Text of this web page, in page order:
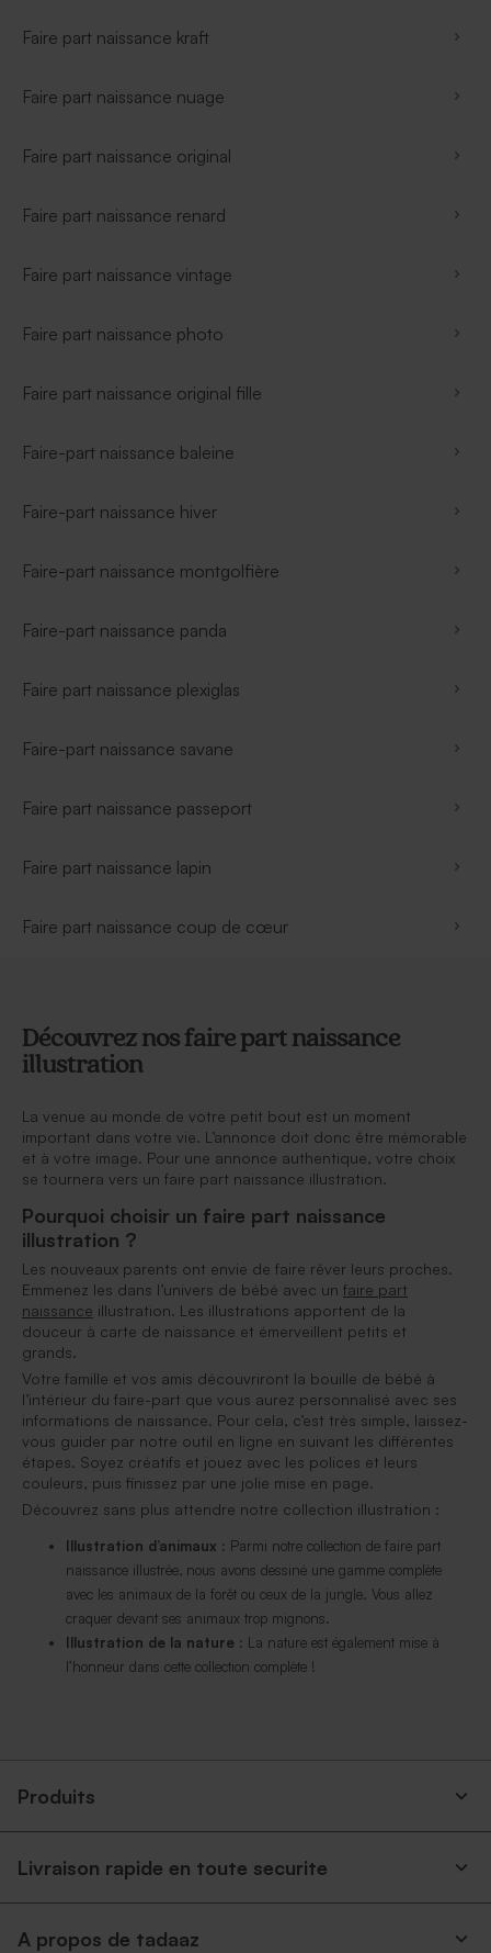
Faire part naissance kraft
Faire part naissance nuage
Faire part naissance original
Faire part naissance renard
Faire part naissance vintage
Faire part naissance photo
Faire part naissance original fille
Faire-part naissance baleine
Faire-part naissance hiver
Faire-part naissance montgolfière
Faire-part naissance panda
Faire part naissance plexiglas
Faire-part naissance savane
Faire part naissance passeport
Faire part naissance lapin
Faire part naissance coup de cœur
Découvrez nos faire part naissance
illustration
La venue au monde de votre petit bout est un moment
important dans votre vie. L’annonce doit donc être mémorable
et à votre image. Pour une annonce authentique, votre choix
se tournera vers un faire part naissance illustration.
Pourquoi choisir un faire part naissance
illustration ?
Les nouveaux parents ont envie de faire rêver leurs proches.
Emmenez les dans l’univers de bébé avec un faire part
naissance illustration. Les illustrations apportent de la
douceur à carte de naissance et émerveillent petits et
grands.
Votre famille et vos amis découvriront la bouille de bébé à
l’intérieur du faire-part que vous aurez personnalisé avec ses
informations de naissance. Pour cela, c’est très simple, laissez-
vous guider par notre outil en ligne en suivant les différentes
étapes. Soyez créatifs et jouez avec les polices et leurs
couleurs, puis finissez par une jolie mise en page.
Découvrez sans plus attendre notre collection illustration :
Illustration d’animaux : Parmi notre collection de faire part
naissance illustrée, nous avons dessiné une gamme complète
avec les animaux de la forêt ou ceux de la jungle. Vous allez
craquer devant ses animaux trop mignons.
Illustration de la nature : La nature est également mise à
l’honneur dans cette collection complète !
Produits
Livraison rapide en toute securite
A propos de tadaaz